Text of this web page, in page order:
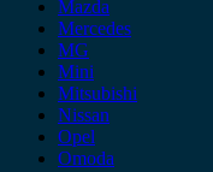
Mazda
Mercedes
MG
Mini
Mitsubishi
Nissan
Opel
Omoda